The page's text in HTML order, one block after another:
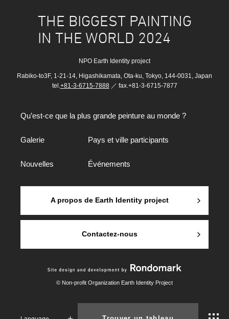
THE BIGGEST PAINTING
IN THE WORLD 2024
NPO Earth Identity project
Rabiko-to3F, 1-21-14, Higashikamata, Ota-ku, Tokyo, 144-0031, Japan
tel. +81-3-6715-7888／ fax.+81-3-6715-7877
Qu’est-ce que la plus grande peinture au monde ?
Galerie Pays et ville participants
Nouvelles Événements
A propos de Earth Identity project
Contactez-nous
© Non-profit Organization Earth Identity Project